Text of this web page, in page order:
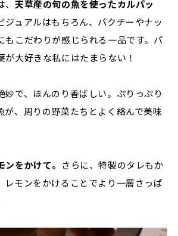
天草産の旬の魚を使ったカルパッ
ジュアルはもちろん、パクチーやナッ
もこだわりが感じられる一品です。パ
が大好きな私にはたまらない！
妙で、ほんのり香ばしい。ぷりっぷり
が、周りの野菜たちとよく絡んで美味
をかけて。 さらに、特製のタレもか
レモンをかけることでより一層さっぱ